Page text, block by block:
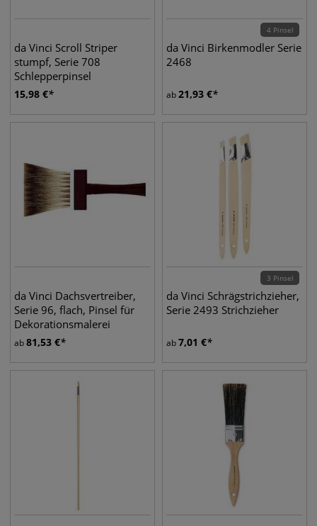
da Vinci Scroll Striper
stumpf, Serie 708
Schlepperpinsel
15,98 €
4 Pinsel
da Vinci Birkenmodler Serie
2468
ab21,93 €
da Vinci Dachsvertreiber,
Serie 96, flach, Pinsel für
Dekorationsmalerei
ab81,53 €
3 Pinsel
da Vinci Schrägstrichzieher,
Serie 2493 Strichzieher
ab7,01 €